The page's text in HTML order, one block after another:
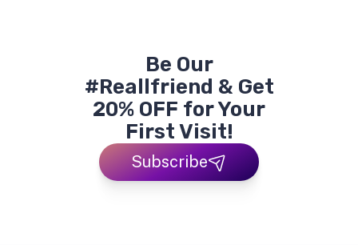
Be Our
#Reallfriend & Get
20% OFF for Your
First Visit!
Subscribe